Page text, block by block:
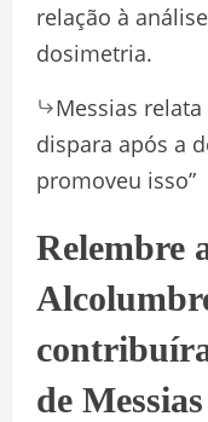
relação à
dosimetria.
Messias
dispara após a
promoveu isso”
Relembre
de Messias